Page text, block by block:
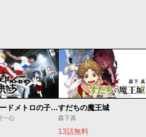
ベオグラードメトロの子供たち
一心
すだちの魔王城
森下真
13話無料